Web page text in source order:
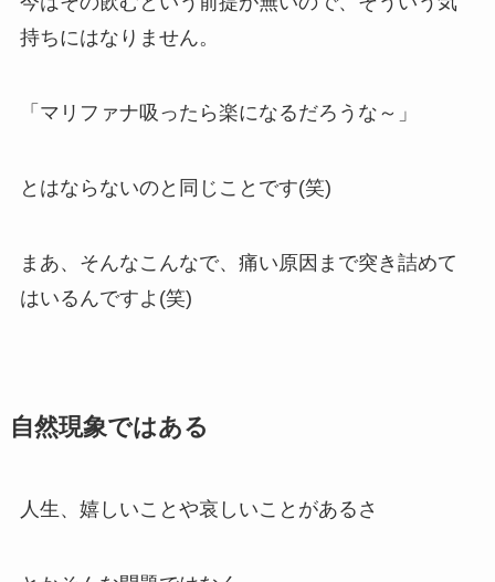
持ちにはなりません。
「マリファナ吸ったら楽になるだろうな～」
とはならないのと同じことです(笑)
まあ、そんなこんなで、痛い原因まで突き詰めて
はいるんですよ(笑)
自然現象ではある
人生、嬉しいことや哀しいことがあるさ